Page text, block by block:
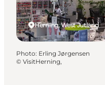
Herning, West Jutland
Photo: Erling Jørgensen
© VisitHerning,